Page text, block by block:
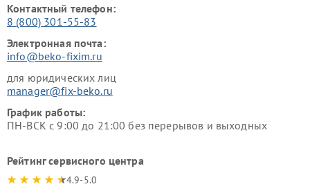
Контактный телефон:
8 (800) 301-55-83
Электронная почта:
info@beko-fixim.ru
для юридических лиц
manager@fix-beko.ru
График работы:
ПН-ВСК с 9:00 до 21:00 без перерывов и выходных
Рейтинг сервисного центра
4.9-5.0